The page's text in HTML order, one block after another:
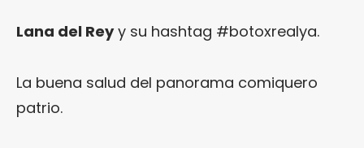
Lana del Reyy su hashtag #botoxrealya.
La buena salud del panorama comiquero
patrio.